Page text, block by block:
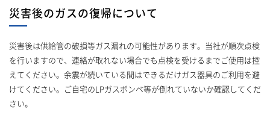
災害後のガスの復帰について
災害後は供給管の破損等ガス漏れの可能性があります。当社が順次点検
を行いますので、連絡が取れない場合でも点検を受けるまでご使用は控
えてください。余震が続いている間はできるだけガス器具のご利用を避
けてください。ご自宅のLPガスボンベ等が倒れていないか確認してくだ
さい。